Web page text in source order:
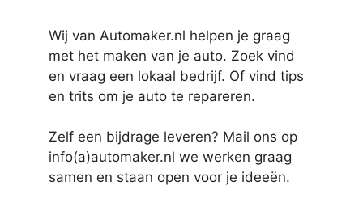
Wij van Automaker.nl helpen je graag
met het maken van je auto. Zoek vind
en vraag een lokaal bedrijf. Of vind tips
en trits om je auto te repareren.
Zelf een bijdrage leveren? Mail ons op
info(a)automaker.nl we werken graag
samen en staan open voor je ideeën.